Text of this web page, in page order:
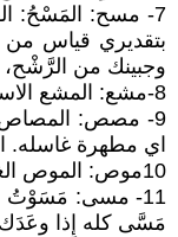
7- مسح: المَسْحُ:
بتقديري قياس من
وجبينك من
8-مشع: المشع الاستنجاء. التمشيع التمسيح
9- مصص: المصاص
اي مطهرة
10موص: الموص الغسل
11- مسى: مَسَوْتُ
مَسَّى كله إِذا وعَدَك